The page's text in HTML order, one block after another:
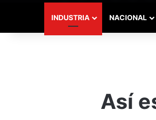
INDUSTRIA NACIONAL
Así